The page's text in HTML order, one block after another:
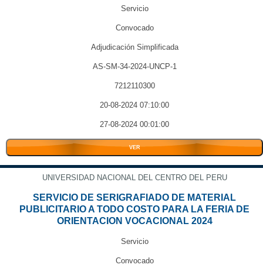
Servicio
Convocado
Adjudicación Simplificada
AS-SM-34-2024-UNCP-1
7212110300
20-08-2024 07:10:00
27-08-2024 00:01:00
VER
UNIVERSIDAD NACIONAL DEL CENTRO DEL PERU
SERVICIO DE SERIGRAFIADO DE MATERIAL
PUBLICITARIO A TODO COSTO PARA LA FERIA DE
ORIENTACION VOCACIONAL 2024
Servicio
Convocado